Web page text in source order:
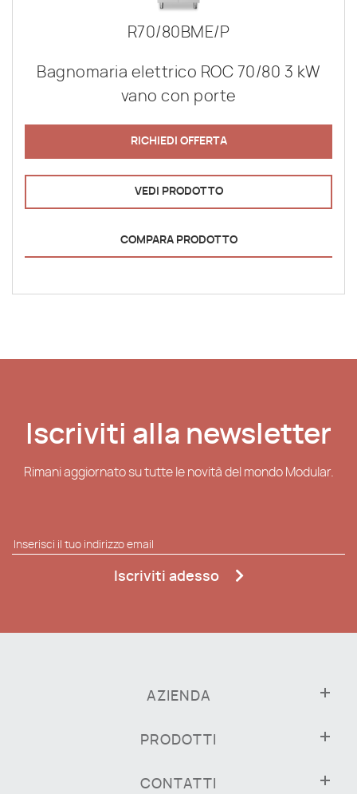
R70/80BME/P
Bagnomaria elettrico ROC 70/80 3 kW
vano con porte
RICHIEDI OFFERTA
VEDI PRODOTTO
COMPARA PRODOTTO
Iscriviti alla newsletter
Rimani aggiornato su tutte le novità del mondo Modular.
Iscriviti adesso
AZIENDA
PRODOTTI
CONTATTI